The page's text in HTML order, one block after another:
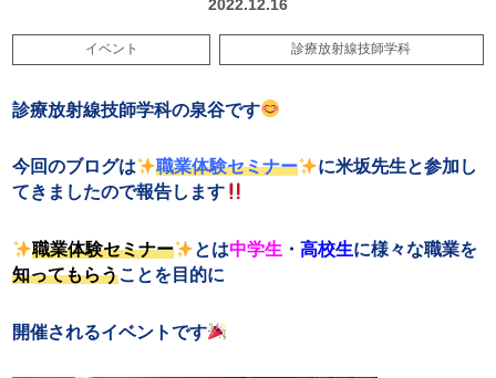
2022.12.16
イベント 診療放射線技師学科
診療放射線技師学科の泉谷です
今回のブログは 職業体験セミナー
に米坂先生と参加し
てきましたので報告します
職業体験セミナー とは中学生 ・高校生に様々な職業を
知ってもらうことを目的に
開催されるイベントです